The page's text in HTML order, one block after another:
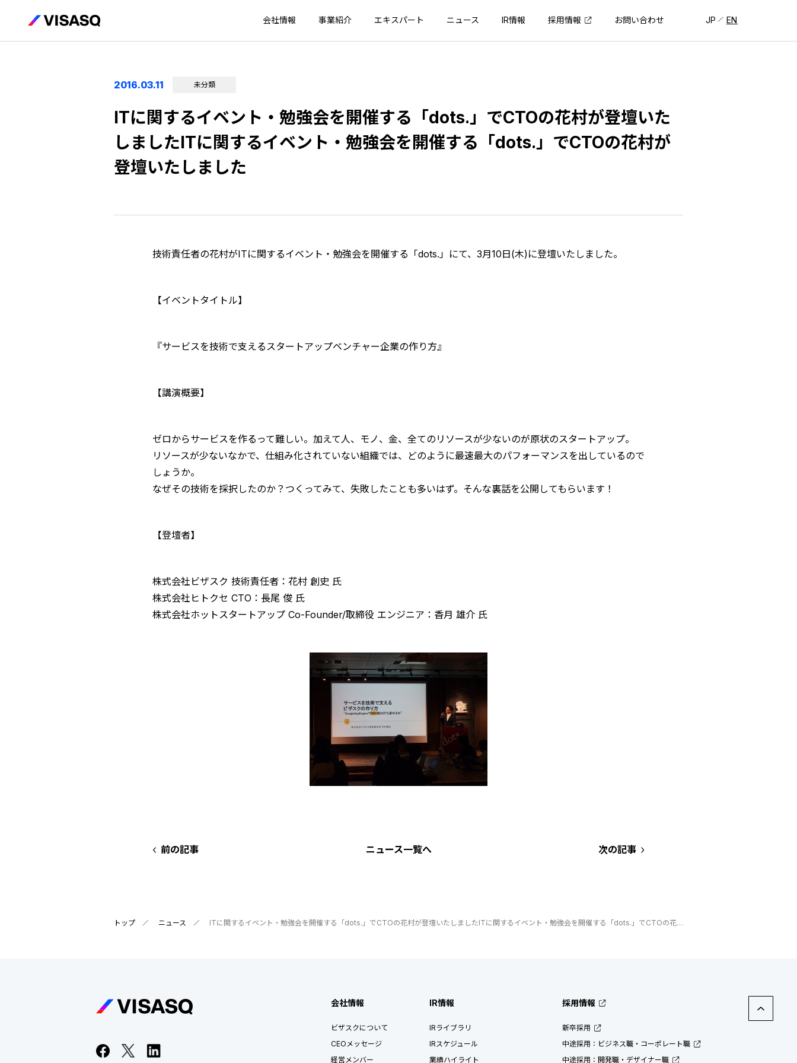
JP EN
会社情報 事業紹介 エキスパート ニュース IR情報 採用情報 お問い合わせ
2016.03.11 未分類
ITに関するイベント・勉強会を開催する「dots.」でCTOの花村が登壇いた
しましたITに関するイベント・勉強会を開催する「dots.」でCTOの花村が
登壇いたしました
技術責任者の花村がITに関するイベント・勉強会を開催する「dots.」にて、3月10日(木)に登壇いたしました。
【イベントタイトル】
『サービスを技術で支えるスタートアップベンチャー企業の作り方』
【講演概要】
ゼロからサービスを作るって難しい。加えて人、モノ、金、全てのリソースが少ないのが原状のスタートアップ。
リソースが少ないなかで、仕組み化されていない組織では、どのように最速最大のパフォーマンスを出しているので
しょうか。
なぜその技術を採択したのか？つくってみて、失敗したことも多いはず。そんな裏話を公開してもらいます！
【登壇者】
株式会社ビザスク 技術責任者：花村 創史 氏
株式会社ヒトクセ CTO：長尾 俊 氏
株式会社ホットスタートアップ Co-Founder/取締役 エンジニア：香月 雄介 氏
前の記事 ニュース一覧へ 次の記事
トップ ニュース ITに関するイベント・勉強会を開催する「dots.」でCTOの花村が登壇いたしましたITに関するイベント・勉強会を開催する「dots.」でCTOの花村が登壇いたしました
会社情報
ビザスクについて
CEOメッセージ
経営メンバー
IR情報
IRライブラリ
IRスケジュール
業績ハイライト
採用情報
新卒採用
中途採用：ビジネス職・コーポレート職
中途採用：開発職・デザイナー職